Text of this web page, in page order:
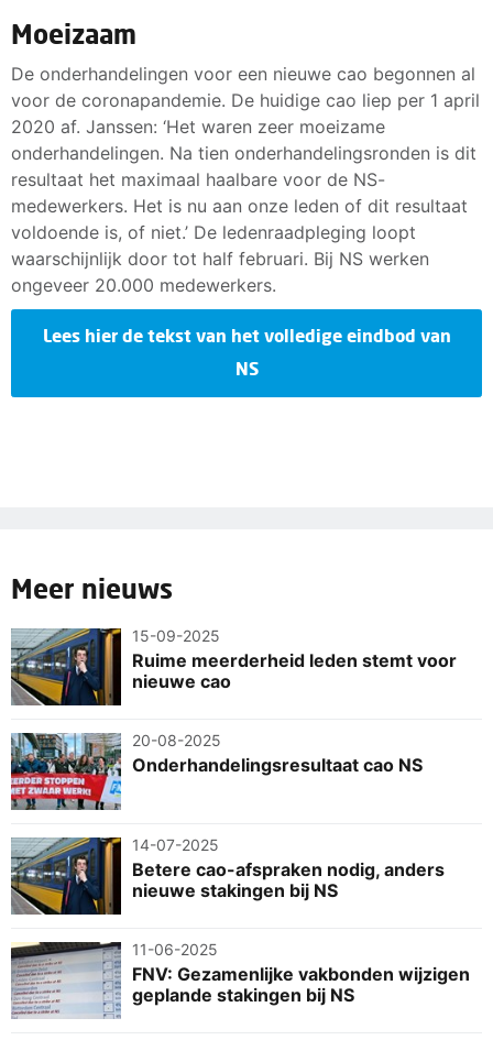
Moeizaam
De onderhandelingen voor een nieuwe cao begonnen al
voor de coronapandemie. De huidige cao liep per 1 april
2020 af. Janssen: ‘Het waren zeer moeizame
onderhandelingen. Na tien onderhandelingsronden is dit
resultaat het maximaal haalbare voor de NS-
medewerkers. Het is nu aan onze leden of dit resultaat
voldoende is, of niet.’ De ledenraadpleging loopt
waarschijnlijk door tot half februari. Bij NS werken
ongeveer 20.000 medewerkers.
Lees hier de tekst van het volledige eindbod van
NS
Meer nieuws
15-09-2025
Ruime meerderheid leden stemt voor
nieuwe cao
20-08-2025
Onderhandelingsresultaat cao NS
14-07-2025
Betere cao-afspraken nodig, anders
nieuwe stakingen bij NS
11-06-2025
FNV: Gezamenlijke vakbonden wijzigen
geplande stakingen bij NS